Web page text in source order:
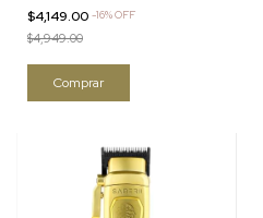
$4,149.00 -16%OFF
$4,949.00